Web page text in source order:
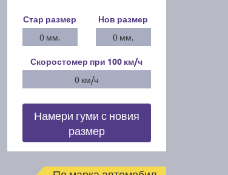
Стар размер
0 мм.
Нов размер
0 мм.
Скоростомер при 100 км/ч
0 км/ч
Намери гуми с новия
размер